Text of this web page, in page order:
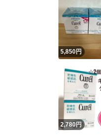
5,850円
2,780円